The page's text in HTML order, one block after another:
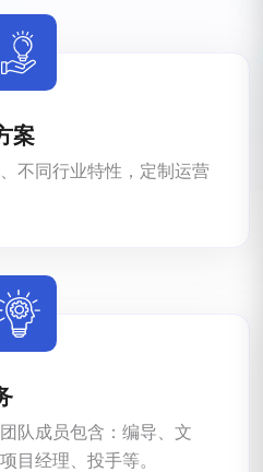
案
不同行业特性，定制运营
队成员包含：编导、文
目经理、投手等。